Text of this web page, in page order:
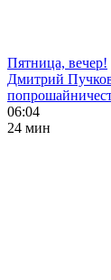
Пятница, вечер!
Дмитрий
06:04
24 мин